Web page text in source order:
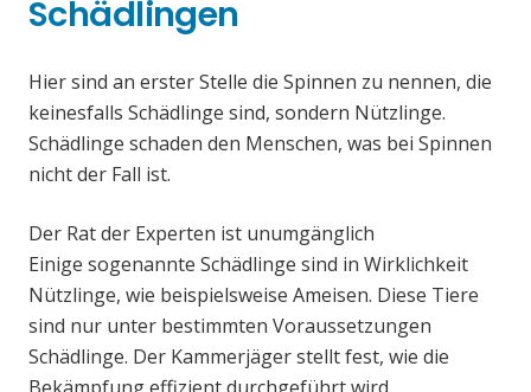
Schädlingen
Hier sind an erster Stelle die Spinnen zu nennen, die
keinesfalls Schädlinge sind, sondern Nützlinge.
Schädlinge schaden den Menschen, was bei Spinnen
nicht der Fall ist.
Der Rat der Experten ist unumgänglich
Einige sogenannte Schädlinge sind in Wirklichkeit
Nützlinge, wie beispielsweise Ameisen. Diese Tiere
sind nur unter bestimmten Voraussetzungen
Schädlinge. Der Kammerjäger stellt fest, wie die